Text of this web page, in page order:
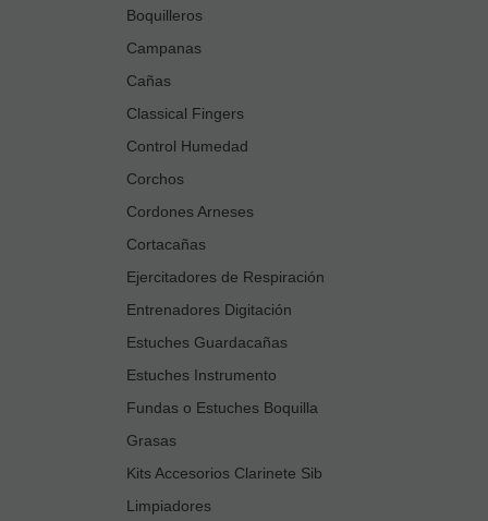
Boquilleros
Campanas
Cañas
Classical Fingers
Control Humedad
Corchos
Cordones Arneses
Cortacañas
Ejercitadores de Respiración
Entrenadores Digitación
Estuches Guardacañas
Estuches Instrumento
Fundas o Estuches Boquilla
Grasas
Kits Accesorios Clarinete Sib
Limpiadores